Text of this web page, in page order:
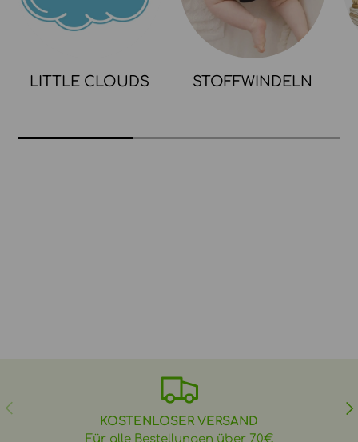
LITTLE CLOUDS STOFFWINDELN
VORHERIGE
KOSTENLOSER VERSAND